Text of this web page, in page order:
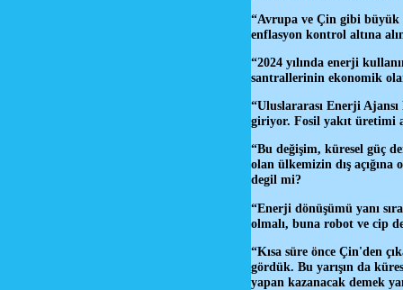
“Avrupa ve Çin gibi büyük
enflasyon kontrol altına
“2024 yılında enerji
santrallerinin ekonomik
“Uluslararası Enerji
giriyor. Fosil yakıt üretimi
“Bu değişim, küresel güç
olan ülkemizin dış
degil mi?
“Enerji dönüşümü yanı
olmalı, buna robot ve cip
“Kısa süre önce Çin'den
gördük. Bu yarışın da
yapan kazanacak demek